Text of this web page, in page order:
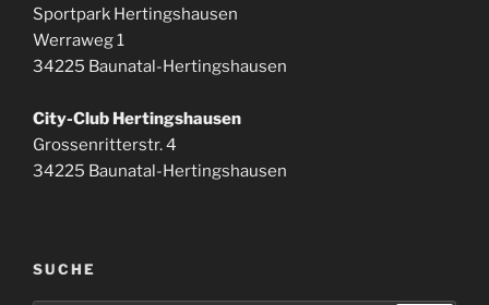
Sportpark Hertingshausen
Werraweg 1
34225 Baunatal-Hertingshausen
City-Club Hertingshausen
Grossenritterstr. 4
34225 Baunatal-Hertingshausen
SUCHE